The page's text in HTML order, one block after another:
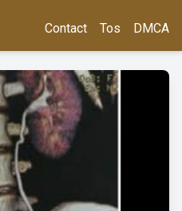
Contact Tos DMCA